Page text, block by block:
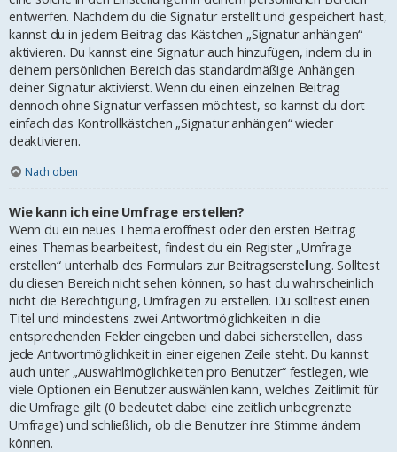
entwerfen. Nachdem du die Signatur erstellt und gespeichert hast,
kannst du in jedem Beitrag das Kästchen „Signatur anhängen“
aktivieren. Du kannst eine Signatur auch hinzufügen, indem du in
deinem persönlichen Bereich das standardmäßige Anhängen
deiner Signatur aktivierst. Wenn du einen einzelnen Beitrag
dennoch ohne Signatur verfassen möchtest, so kannst du dort
einfach das Kontrollkästchen „Signatur anhängen“ wieder
deaktivieren.
Nach oben
Wie kann ich eine Umfrage erstellen?
Wenn du ein neues Thema eröffnest oder den ersten Beitrag
eines Themas bearbeitest, findest du ein Register „Umfrage
erstellen“ unterhalb des Formulars zur Beitragserstellung. Solltest
du diesen Bereich nicht sehen können, so hast du wahrscheinlich
nicht die Berechtigung, Umfragen zu erstellen. Du solltest einen
Titel und mindestens zwei Antwortmöglichkeiten in die
entsprechenden Felder eingeben und dabei sicherstellen, dass
jede Antwortmöglichkeit in einer eigenen Zeile steht. Du kannst
auch unter „Auswahlmöglichkeiten pro Benutzer“ festlegen, wie
viele Optionen ein Benutzer auswählen kann, welches Zeitlimit für
die Umfrage gilt (0 bedeutet dabei eine zeitlich unbegrenzte
Umfrage) und schließlich, ob die Benutzer ihre Stimme ändern
können.